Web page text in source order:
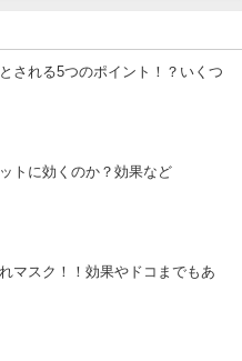
される5つのポイント！？いくつ
トに効くのか？効果など
マスク！！効果やドコまでもあ